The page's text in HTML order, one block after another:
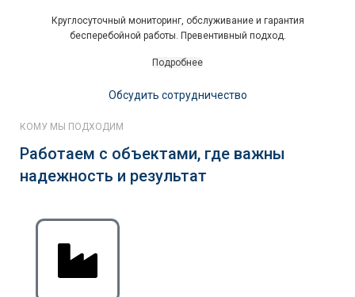
Круглосуточный мониторинг, обслуживание и гарантия
бесперебойной работы. Превентивный подход.
Подробнее
Обсудить сотрудничество
КОМУ МЫ ПОДХОДИМ
Работаем с объектами, где важны
надежность и результат